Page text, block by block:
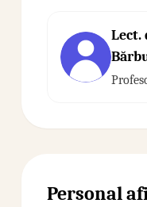
Lect.
Personal